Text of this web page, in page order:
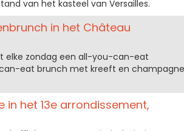
van het kasteel van Versailles.
in het Château
elke zondag een all-you-can-eat
eat brunch met kreeft en
in het 13e arrondissement,